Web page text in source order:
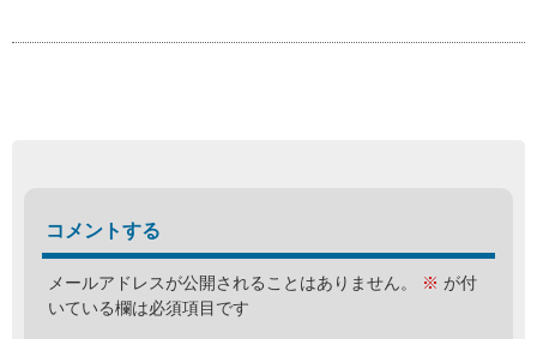
コメントする
メールアドレスが公開されることはありません。 ※ が付
いている欄は必須項目です